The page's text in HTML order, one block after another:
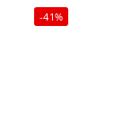
-41%